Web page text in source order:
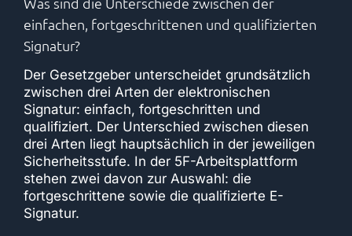
Sicherheit
Lizenzmodell
Über uns
News
einfachen, fortgeschrittenen und qualifizierten
Signatur?
Der Gesetzgeber unterscheidet grundsätzlich
zwischen drei Arten der elektronischen
Signatur: einfach, fortgeschritten und
qualifiziert. Der Unterschied zwischen diesen
drei Arten liegt hauptsächlich in der jeweiligen
Sicherheitsstufe. In der 5F-Arbeitsplattform
stehen zwei davon zur Auswahl: die
fortgeschrittene sowie die qualifizierte E-
Signatur.